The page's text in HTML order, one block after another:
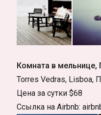
Комната в мельнице,
Torres Vedras, Lisboa,
Цена за сутки $68
Ссылка на Airbnb: